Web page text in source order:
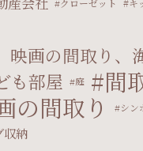
映画の間取り、
も部屋 庭 間
の間取り シン
収納